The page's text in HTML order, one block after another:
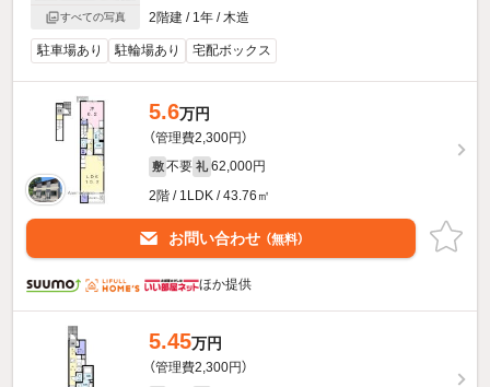
すべての写真
2階建 / 1年 / 木造
駐車場あり 駐輪場あり 宅配ボックス
5.6万円
（管理費2,300円）
敷 不要 礼 62,000円
2階 / 1LDK / 43.76㎡
お問い合わせ （無料）
ほか提供
5.45万円
（管理費2,300円）